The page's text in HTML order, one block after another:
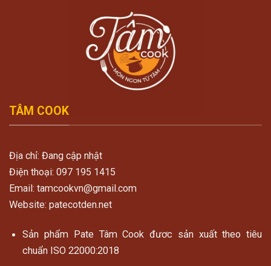
TÂM COOK
Địa chỉ: Đang cập nhật
Điện thoại: 097 195 1415
Email: tamcookvn@gmail.com
Website: patecotden.net
Sản phẩm Pate Tâm Cook đươc sản xuất theo tiêu
chuẩn ISO 22000:2018